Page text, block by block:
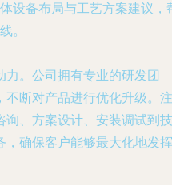
设备布局与工艺方案建议，
。
。公司拥有专业的研发团
不断对产品进行优化升级。注
询、方案设计、安装调试到技
，确保客户能够最大化地发挥